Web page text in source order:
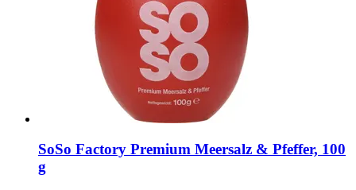
SoSo Factory Premium Meersalz & Pfeffer, 100
g